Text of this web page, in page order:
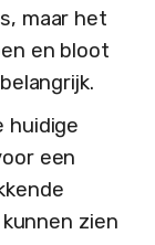
maar het
en bloot
huidige
een
zien